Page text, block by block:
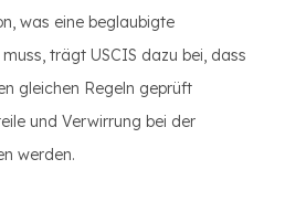
was eine beglaubigte
trägt USCIS dazu bei, dass
gleichen Regeln geprüft
und Verwirrung bei der
werden.